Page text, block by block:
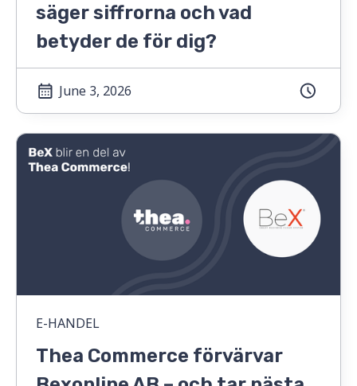
säger siffrorna och vad
betyder de för dig?
June 3, 2026
E-HANDEL
Thea Commerce förvärvar